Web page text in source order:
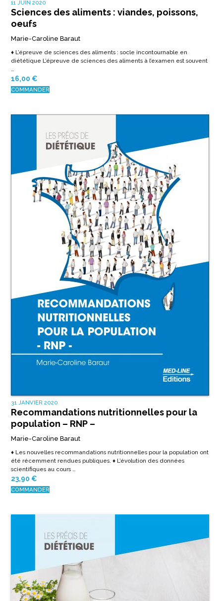
11 JUIN 2020
Sciences des aliments : viandes, poissons,
oeufs
Marie-Caroline Baraut
♦ L’épreuve de sciences des aliments : socle incontournable en
diététique L’épreuve de sciences des aliments à l’examen est souvent
…
16,00 €
COMMANDER
31 JANVIER 2020
Recommandations nutritionnelles pour la
population – RNP –
Marie-Caroline Baraut
♦ Les nouvelles recommandations nutritionnelles pour la population ont
été récemment rendues publiques. ♦ L’évolution des données
scientifiques au cours …
23,90 €
COMMANDER